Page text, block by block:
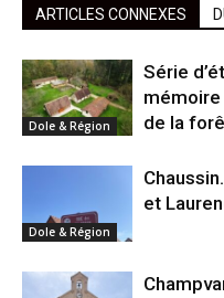
ARTICLES CONNEXES
Dole & Région
Série
de la
Dole & Région
et